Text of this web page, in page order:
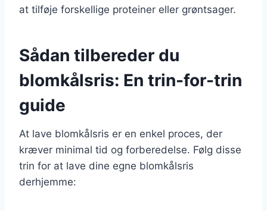
at tilføje forskellige proteiner eller grøntsager.
Sådan tilbereder du
blomkålsris: En trin-for-trin
guide
At lave blomkålsris er en enkel proces, der
kræver minimal tid og forberedelse. Følg disse
trin for at lave dine egne blomkålsris
derhjemme: